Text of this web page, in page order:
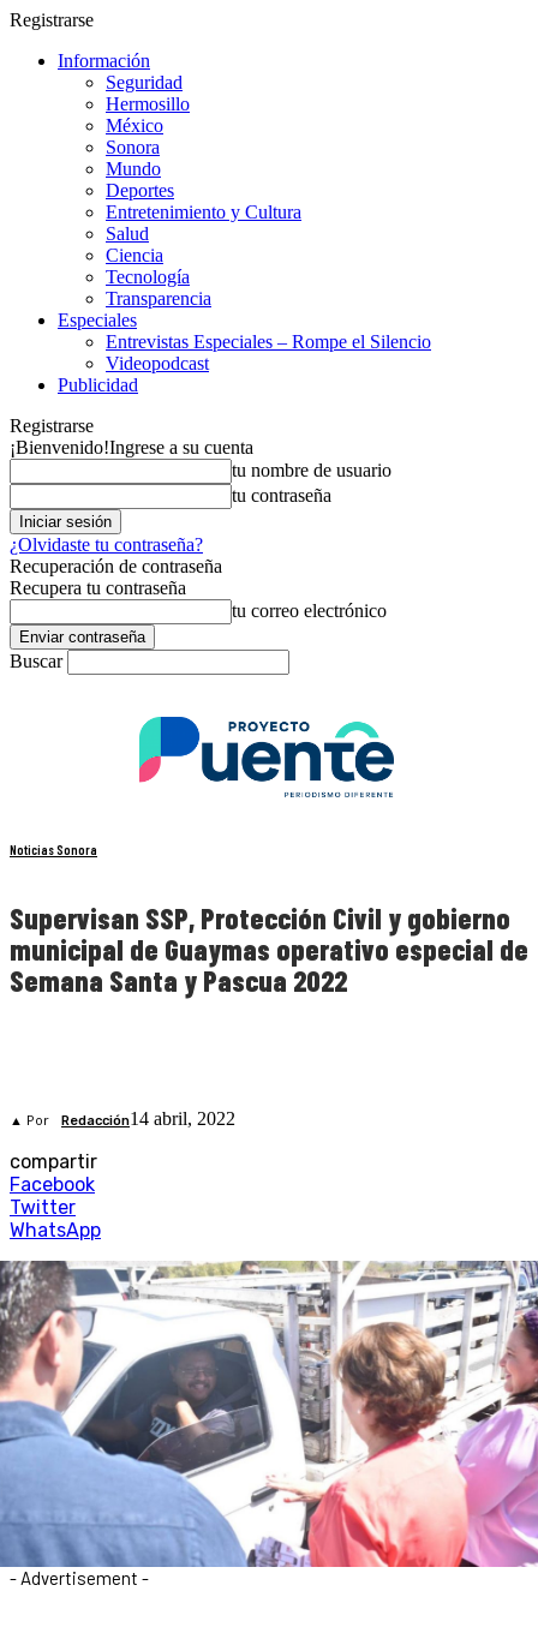
Registrarse
Información
Seguridad
Hermosillo
México
Sonora
Mundo
Deportes
Entretenimiento y Cultura
Salud
Ciencia
Tecnología
Transparencia
Especiales
Entrevistas Especiales – Rompe el Silencio
Videopodcast
Publicidad
Registrarse
¡Bienvenido!Ingrese a su cuenta
tu nombre de usuario
tu contraseña
¿Olvidaste tu contraseña?
Recuperación de contraseña
Recupera tu contraseña
tu correo electrónico
Buscar
Noticias Sonora
Supervisan SSP, Protección Civil y gobierno
municipal de Guaymas operativo especial de
Semana Santa y Pascua 2022
▲ Por Redacción14 abril, 2022
compartir
Facebook
Twitter
WhatsApp
- Advertisement -